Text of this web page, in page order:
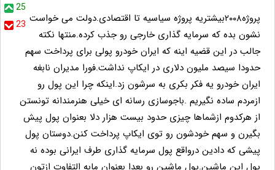
25
23 پروژه۲۰۰۸بیشتریه پروژه سیاسیه تا اقتصادی.دولت می خواست
نشون بده که سرمایه گذاری خارجی رو جذب کرده.منتها نکته
جالب در این قضیه اینه که ایران خودرو پولی برای پرداخت سهم
حدودا سیصد ملیون دلاری در ایکاپ نداشت.فورا مدیران نابغه
ایران خودرو یه فکر بکری به سرشون زد.اینکه چرا این پول رو
ازمردم ساده نگیریم .باجوسازی رسانه ای خیلی هنرمندانه تونستن
از هرکدوم ازشماها چیزی حدود بیست هزار دلا بعنوان پول پیش
بگیرن و سهم خودشون رو توی ایکاپ پرداخت کنن.دوستان پول
پیشی که دادین درواقع پول سرمایه گذاری طرف ایرانی بوده نه
پول این ماشین.پول ماشین رو بعدا بعنوان مابه التفاوت ازتون